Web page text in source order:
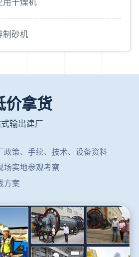
用干燥机
制砂机
价拿货
输出建厂
政策、手续、技术、设备资料
场实地参观考察
方案